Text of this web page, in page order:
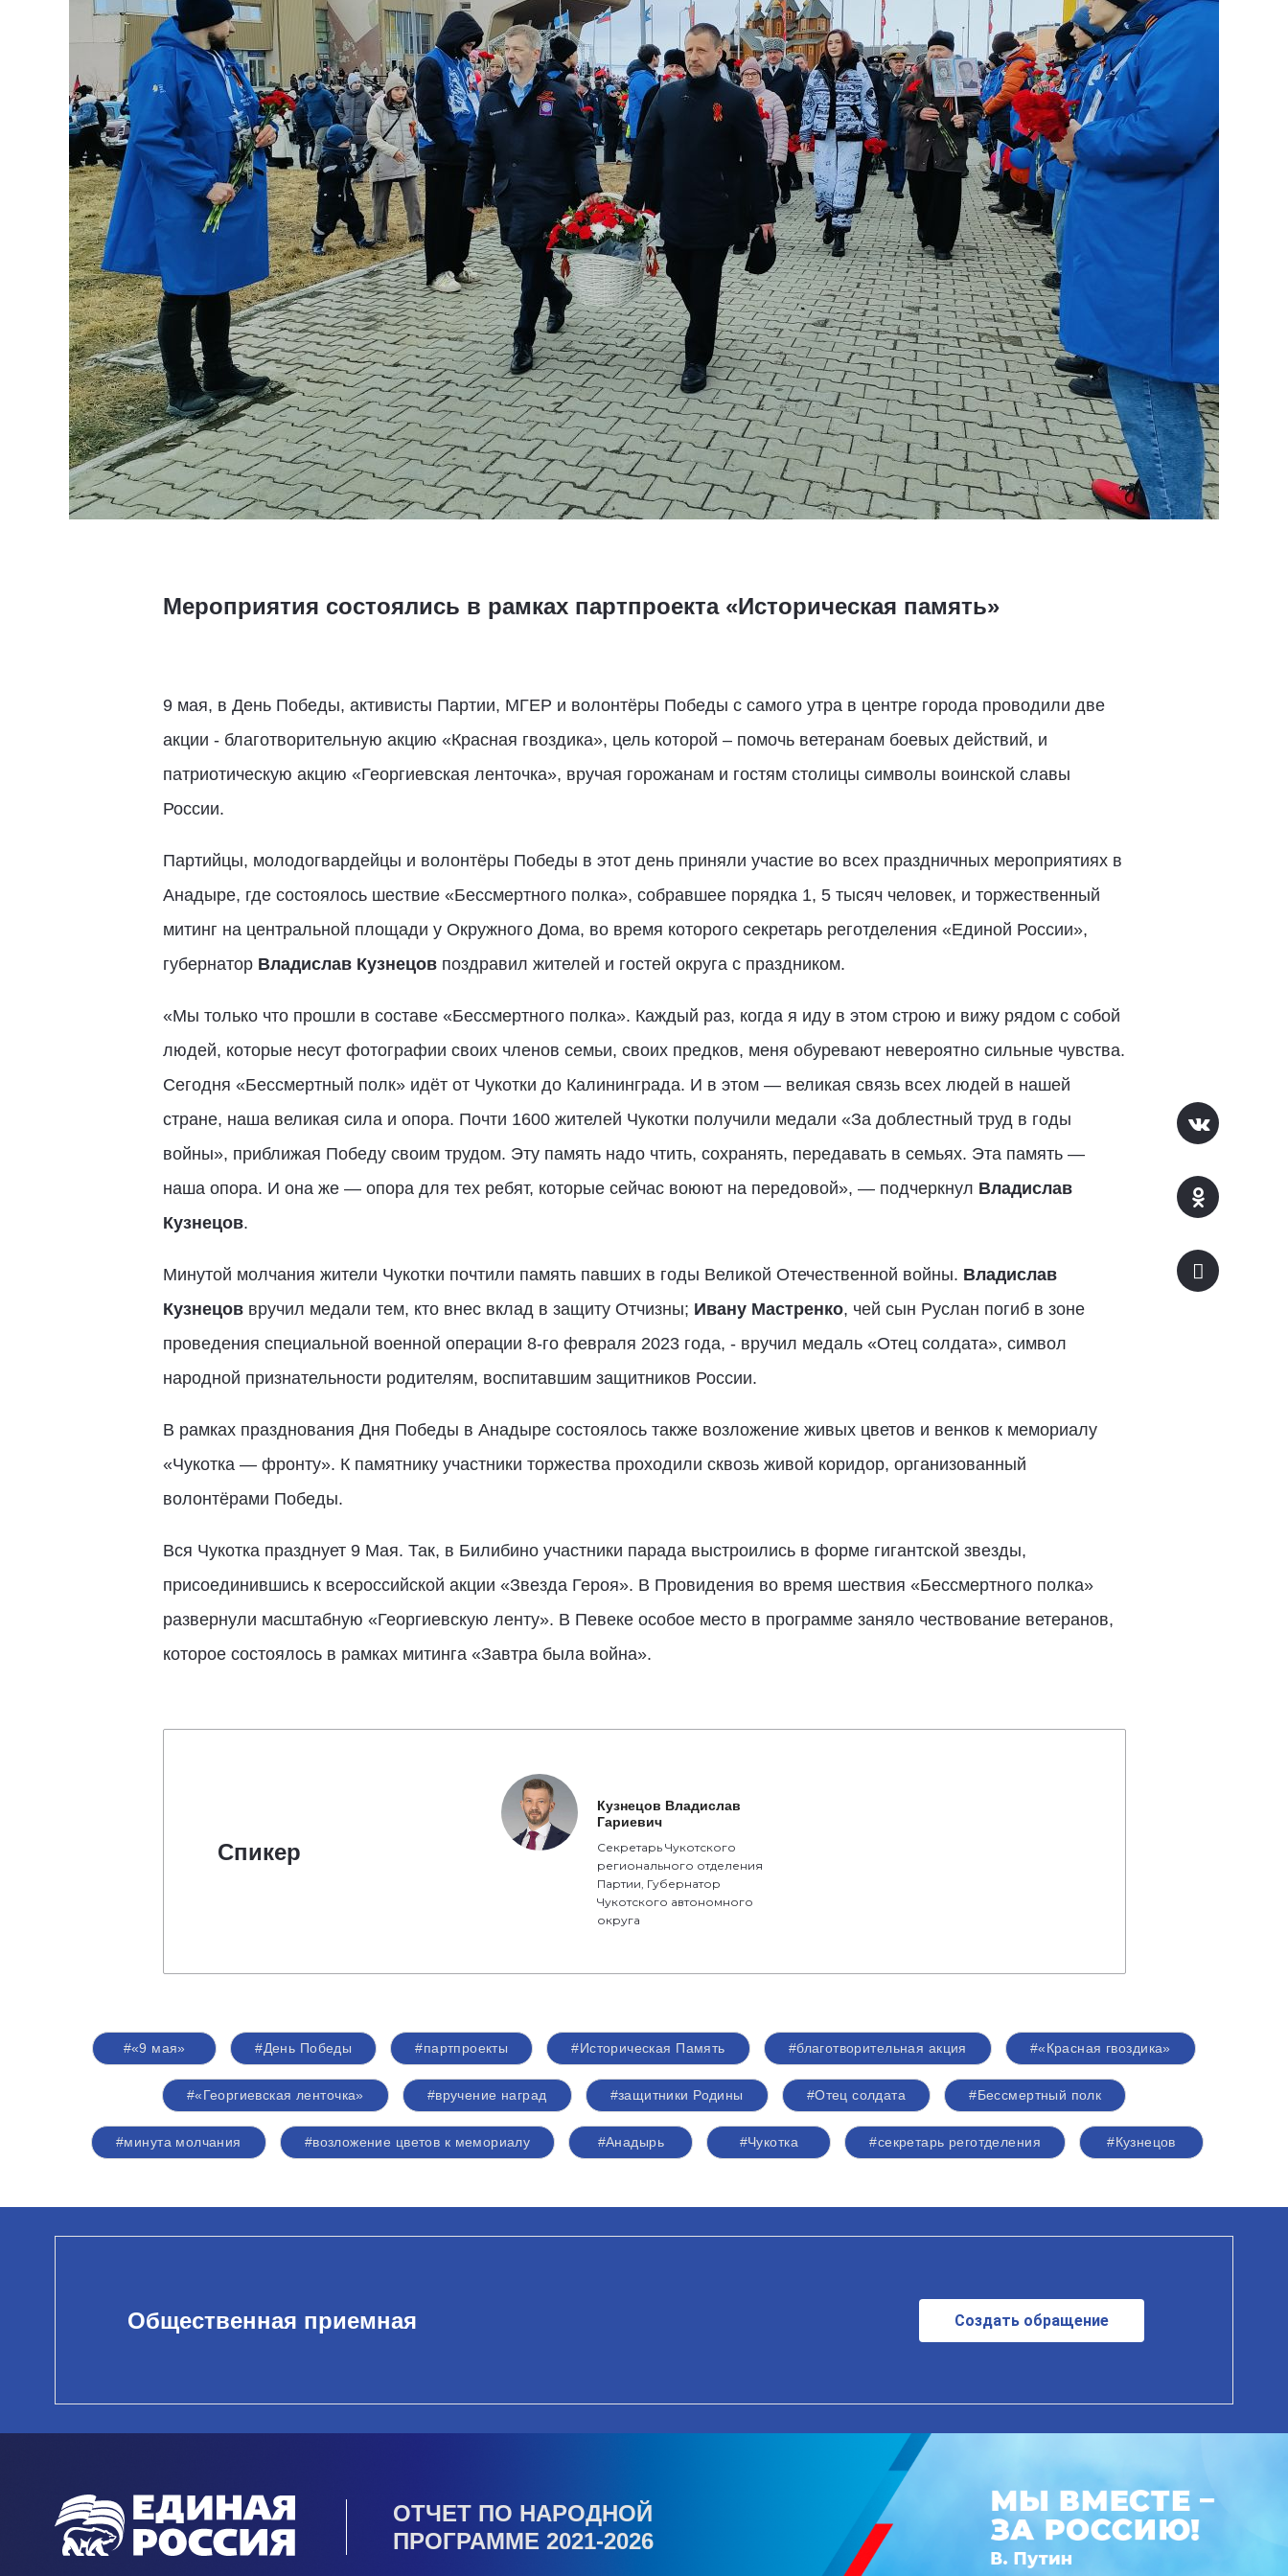
Мероприятия состоялись в рамках партпроекта «Историческая память»
9 мая, в День Победы, активисты Партии, МГЕР и волонтёры Победы с самого утра в центре города проводили две
акции - благотворительную акцию «Красная гвоздика», цель которой – помочь ветеранам боевых действий, и
патриотическую акцию «Георгиевская ленточка», вручая горожанам и гостям столицы символы воинской славы
России.
Партийцы, молодогвардейцы и волонтёры Победы в этот день приняли участие во всех праздничных мероприятиях в
Анадыре, где состоялось шествие «Бессмертного полка», собравшее порядка 1, 5 тысяч человек, и торжественный
митинг на центральной площади у Окружного Дома, во время которого секретарь реготделения «Единой России»,
губернаторВладислав Кузнецовпоздравил жителей и гостей округа с праздником.
«Мы только что прошли в составе «Бессмертного полка». Каждый раз, когда я иду в этом строю и вижу рядом с собой
людей, которые несут фотографии своих членов семьи, своих предков, меня обуревают невероятно сильные чувства.
Сегодня «Бессмертный полк» идёт от Чукотки до Калининграда. И в этом — великая связь всех людей в нашей
стране, наша великая сила и опора. Почти 1600 жителей Чукотки получили медали «За доблестный труд в годы
войны», приближая Победу своим трудом. Эту память надо чтить, сохранять, передавать в семьях. Эта память —
наша опора. И она же — опора для тех ребят, которые сейчас воюют на передовой», — подчеркнул Владислав
Кузнецов.
Минутой молчания жители Чукотки почтили память павших в годы Великой Отечественной войны. Владислав
Кузнецоввручил медали тем, кто внес вклад в защиту Отчизны; Ивану Мастренко, чей сын Руслан погиб в зоне
проведения специальной военной операции 8-го февраля 2023 года, - вручил медаль «Отец солдата», символ
народной признательности родителям, воспитавшим защитников России.
В рамках празднования Дня Победы в Анадыре состоялось также возложение живых цветов и венков к мемориалу
«Чукотка — фронту». К памятнику участники торжества проходили сквозь живой коридор, организованный
волонтёрами Победы.
Вся Чукотка празднует 9 Мая. Так, в Билибино участники парада выстроились в форме гигантской звезды,
присоединившись к всероссийской акции «Звезда Героя». В Провидения во время шествия «Бессмертного полка»
развернули масштабную «Георгиевскую ленту». В Певеке особое место в программе заняло чествование ветеранов,
которое состоялось в рамках митинга «Завтра была война».
Спикер
Кузнецов Владислав
Гариевич
Секретарь Чукотского
регионального отделения
Партии, Губернатор
Чукотского автономного
округа
#«9 мая» #День Победы #партпроекты #Историческая Память #благотворительная акция #«Красная гвоздика»
#«Георгиевская ленточка» #вручение наград #защитники Родины #Отец солдата #Бессмертный полк
#минута молчания #возложение цветов к мемориалу #Анадырь #Чукотка #секретарь реготделения #Кузнецов
Общественная приемная Создать обращение
ОТЧЕТ ПО НАРОДНОЙ
ПРОГРАММЕ 2021-2026